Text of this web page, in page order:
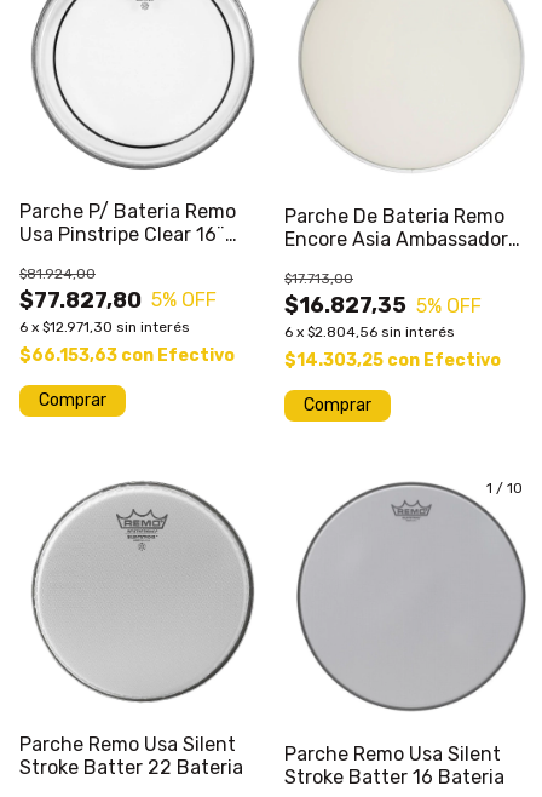
Parche P/ Bateria Remo
Usa Pinstripe Clear 16¨
$77.827,80
$81.924,00
5% OFF
6 x $12.971,30 sin interés
$66.153,63 con Efectivo
Parche De Bateria Remo
Encore Asia Ambassador
$16.827,35
$17.713,00
5% OFF
6 x $2.804,56 sin interés
$14.303,25 con Efectivo
Parche Remo Usa Silent
Stroke Batter 22 Bateria
1 / 10
Parche Remo Usa Silent
Stroke Batter 16 Bateria